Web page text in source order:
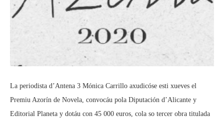
La periodista d’Antena 3 Mónica Carrillo axudicóse esti xueves el
Premiu Azorín de Novela, convocáu pola Diputación d’Alicante y
Editorial Planeta y dotáu con 45 000 euros, cola so tercer obra titulada